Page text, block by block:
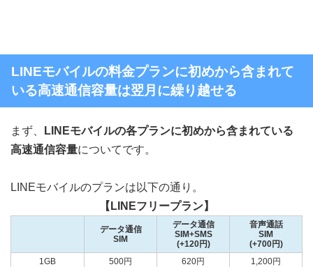
LINEモバイルの料金プランに初めから含まれて
いる高速通信容量は翌月に繰り越せる
まず、
LINEモバイルの各プランに初めから含まれている
高速通信容量についてです。
LINEモバイルのプランは以下の通り。
【LINEフリープラン】
データ通信
SIM
データ通信
SIM+SMS
(+120円)
音声通話
SIM
(+700円)
1GB
500円 620円 1,200円